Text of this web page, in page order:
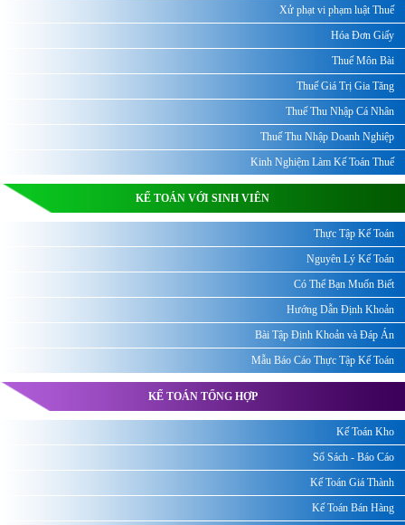
Xử phạt vi phạm luật Thuế
Hóa Đơn Giấy
Thuế Môn Bài
Thuế Giá Trị Gia Tăng
Thuế Thu Nhập Cá Nhân
Thuế Thu Nhập Doanh Nghiệp
Kinh Nghiệm Làm Kế Toán Thuế
KẾ TOÁN VỚI SINH VIÊN
Thực Tập Kế Toán
Nguyên Lý Kế Toán
Có Thể Bạn Muốn Biết
Hướng Dẫn Định Khoản
Bài Tập Định Khoản và Đáp Án
Mẫu Báo Cáo Thực Tập Kế Toán
KẾ TOÁN TỔNG HỢP
Kế Toán Kho
Sổ Sách - Báo Cáo
Kế Toán Giá Thành
Kế Toán Bán Hàng